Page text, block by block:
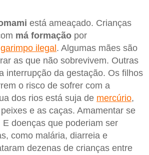
está ameaçado. Crianças
má formação por
garimpo ilegal . Algumas mães são
as que não sobrevivem. Outras
interrupção da gestação. Os filhos
o risco de sofrer com a
dos rios está suja de mercúrio,
e as caças. Amamentar se
doenças que poderiam ser
como malária, diarreia e
dezenas de crianças entre